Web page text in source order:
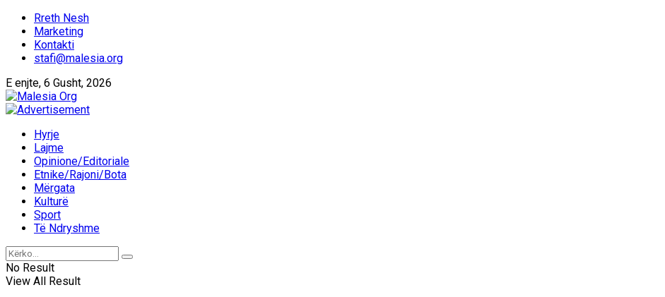
Rreth Nesh
Marketing
Kontakti
stafi@malesia.org
E enjte, 6 Gusht, 2026
Hyrje
Lajme
Opinione/Editoriale
Etnike/Rajoni/Bota
Mërgata
Kulturë
Sport
Të Ndryshme
No Result
View All Result